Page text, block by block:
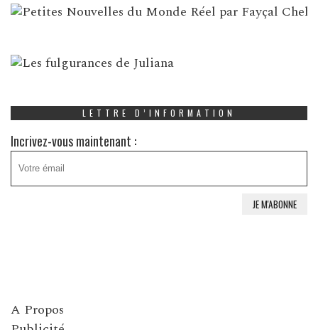
LETTRE D’INFORMATION
Incrivez-vous maintenant :
A Propos